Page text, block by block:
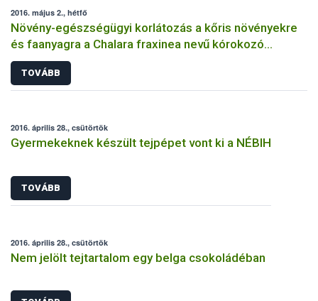
2016. május 2., hétfő
Növény-egészségügyi korlátozás a kőris növényekre
és faanyagra a Chalara fraxinea nevű kórokozó
terjedésének megakadályozására
TOVÁBB
2016. április 28., csütörtök
Gyermekeknek készült tejpépet vont ki a NÉBIH
TOVÁBB
2016. április 28., csütörtök
Nem jelölt tejtartalom egy belga csokoládéban